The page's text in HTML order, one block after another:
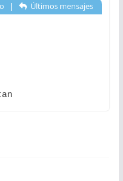
| Últimos mensajes